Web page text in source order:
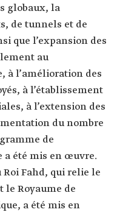
globaux, la
de tunnels et de
que l’expansion des
au
à l’amélioration des
à l’établissement
à l’extension des
du nombre
de
a été mis en œuvre.
Roi Fahd, qui relie le
le Royaume de
a été mis en